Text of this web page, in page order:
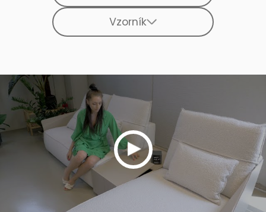
Vzorník